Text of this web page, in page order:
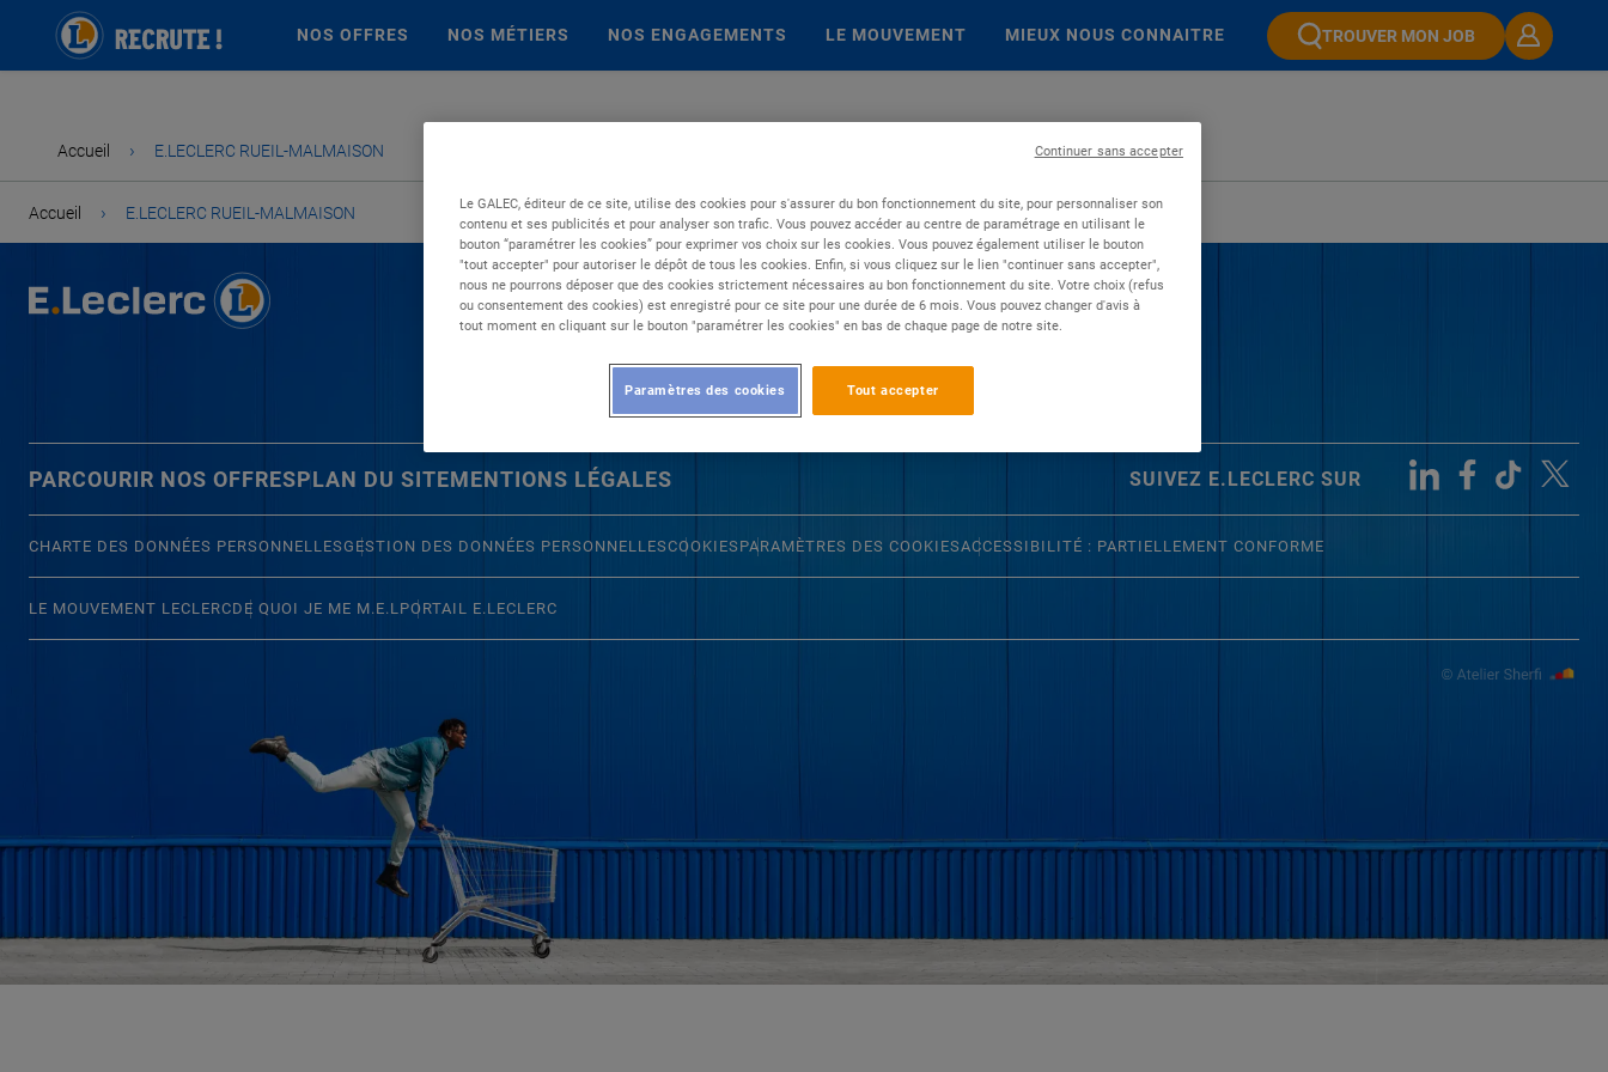
NOS OFFRES NOS MÉTIERS NOS ENGAGEMENTS LE MOUVEMENT MIEUX NOUS CONNAITRE TROUVER MON JOB
Accueil › E.LECLERC RUEIL-MALMAISON
Accueil › E.LECLERC RUEIL-MALMAISON
PARCOURIR NOS OFFRESPLAN DU SITEMENTIONS LÉGALES SUIVEZ E.LECLERC SUR
CHARTE DES DONNÉES PERSONNELLESGESTION DES DONNÉES PERSONNELLESCOOKIES PARAMÈTRES DES COOKIESACCESSIBILITÉ : PARTIELLEMENT CONFORME
LE MOUVEMENT LECLERCDE QUOI JE ME M.E.LPORTAIL E.LECLERC
Le GALEC, éditeur de ce site, utilise des cookies pour s'assurer du bon fonctionnement du site, pour personnaliser son
contenu et ses publicités et pour analyser son trafic. Vous pouvez accéder au centre de paramétrage en utilisant le
bouton “paramétrer les cookies” pour exprimer vos choix sur les cookies. Vous pouvez également utiliser le bouton
"tout accepter" pour autoriser le dépôt de tous les cookies. Enfin, si vous cliquez sur le lien "continuer sans accepter",
nous ne pourrons déposer que des cookies strictement nécessaires au bon fonctionnement du site. Votre choix (refus
ou consentement des cookies) est enregistré pour ce site pour une durée de 6 mois. Vous pouvez changer d'avis à
tout moment en cliquant sur le bouton "paramétrer les cookies" en bas de chaque page de notre site.
Tout accepter
Paramètres des cookies
Continuer sans accepter